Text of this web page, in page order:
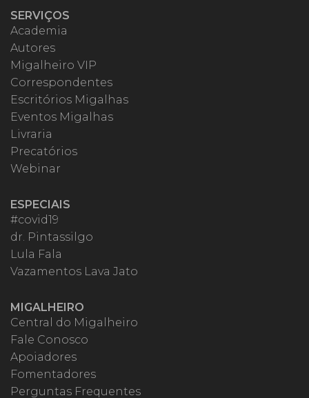
SERVIÇOS
Academia
Autores
Migalheiro VIP
Correspondentes
Escritórios Migalhas
Eventos Migalhas
Livraria
Precatórios
Webinar
ESPECIAIS
#covid19
dr. Pintassilgo
Lula Fala
Vazamentos Lava Jato
MIGALHEIRO
Central do Migalheiro
Fale Conosco
Apoiadores
Fomentadores
Perguntas Frequentes